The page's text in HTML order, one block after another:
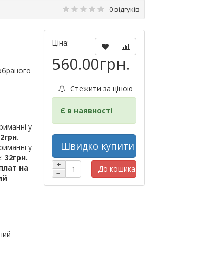
0 відгуків
у
у
32грн.
на
Ціна:
560.00грн.
Стежити за ціною
Є в наявності
Швидко купити
+
−
До кошика